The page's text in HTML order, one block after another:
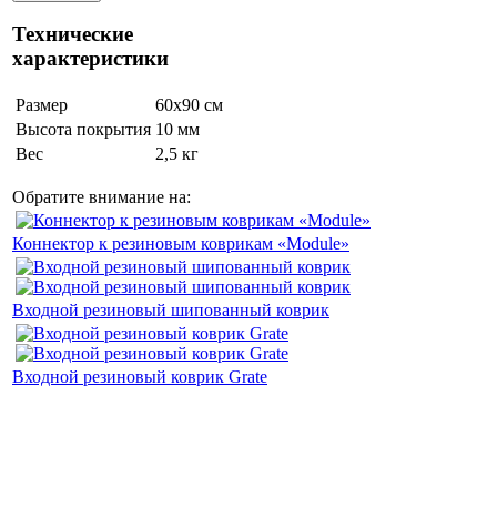
Технические
характеристики
Размер
60х90 см
Высота покрытия 10 мм
Вес
2,5 кг
Обратите внимание на:
Коннектор к резиновым коврикам «Module»
Входной резиновый шипованный коврик
Входной резиновый коврик Grate